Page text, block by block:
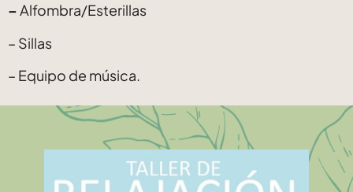
–Alfombra/Esterillas
– Sillas
– Equipo de música.